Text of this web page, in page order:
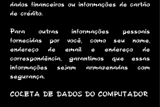
dados financeiros ou informações de cartão
de crédito.
Para outras informações pessoais
fornecidas por você, como seu nome,
endereço de email e endereço de
correspondência, garantimos que essas
informações sejam armazenadas com
segurança.
COLETA DE DADOS DO COMPUTADOR